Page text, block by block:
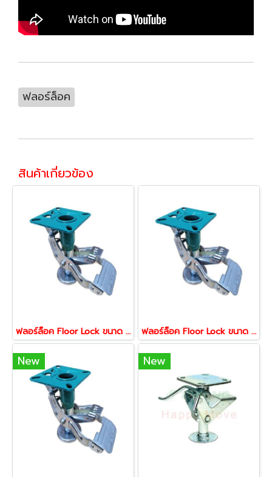
ฟลอร์ล็อค
สินค้าเกี่ยวข้อง
ฟลอร์ล็อค Floor Lock ขนาด 4 นิ้ว เบรกรถเข็น ยี่ห้อ Happy Move ฟลอร์ล็อค Floor Lock ขนาด 5 นิ้ว เบรกรถเข็น ยี่ห้อ Happy Move
New New